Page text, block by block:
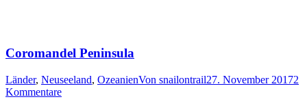
Coromandel Peninsula
Länder, Neuseeland, OzeanienVon snailontrail27. November 20172
Kommentare